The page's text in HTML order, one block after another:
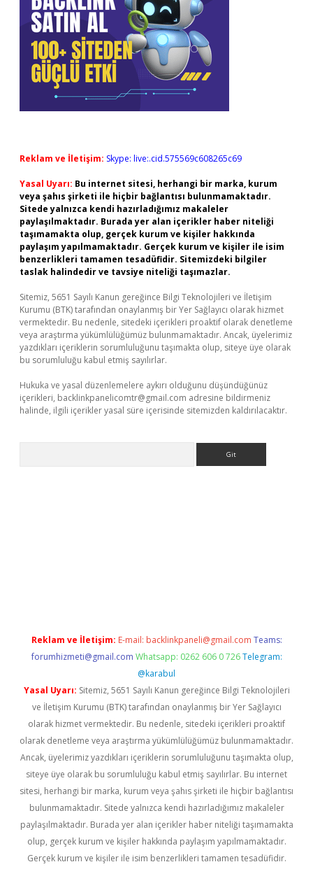
Reklam ve İletişim: Skype: live:.cid.575569c608265c69
Yasal Uyarı: Bu internet sitesi, herhangi bir marka, kurum
veya şahıs şirketi ile hiçbir bağlantısı bulunmamaktadır.
Sitede yalnızca kendi hazırladığımız makaleler
paylaşılmaktadır. Burada yer alan içerikler haber niteliği
taşımamakta olup, gerçek kurum ve kişiler hakkında
paylaşım yapılmamaktadır. Gerçek kurum ve kişiler ile isim
benzerlikleri tamamen tesadüfidir. Sitemizdeki bilgiler
taslak halindedir ve tavsiye niteliği taşımazlar.
Sitemiz, 5651 Sayılı Kanun gereğince Bilgi Teknolojileri ve İletişim
Kurumu (BTK) tarafından onaylanmış bir Yer Sağlayıcı olarak hizmet
vermektedir. Bu nedenle, sitedeki içerikleri proaktif olarak denetleme
veya araştırma yükümlülüğümüz bulunmamaktadır. Ancak, üyelerimiz
yazdıkları içeriklerin sorumluluğunu taşımakta olup, siteye üye olarak
bu sorumluluğu kabul etmiş sayılırlar.
Hukuka ve yasal düzenlemelere aykırı olduğunu düşündüğünüz
içerikleri, backlinkpanelicomtr@gmail.com adresine bildirmeniz
halinde, ilgili içerikler yasal süre içerisinde sitemizden kaldırılacaktır.
Reklam ve İletişim: E-mail: backlinkpaneli@gmail.com Teams:
forumhizmeti@gmail.com Whatsapp: 0262 606 0 726 Telegram:
@karabul
Yasal Uyarı: Sitemiz, 5651 Sayılı Kanun gereğince Bilgi Teknolojileri
ve İletişim Kurumu (BTK) tarafından onaylanmış bir Yer Sağlayıcı
olarak hizmet vermektedir. Bu nedenle, sitedeki içerikleri proaktif
olarak denetleme veya araştırma yükümlülüğümüz bulunmamaktadır.
Ancak, üyelerimiz yazdıkları içeriklerin sorumluluğunu taşımakta olup,
siteye üye olarak bu sorumluluğu kabul etmiş sayılırlar. Bu internet
sitesi, herhangi bir marka, kurum veya şahıs şirketi ile hiçbir bağlantısı
bulunmamaktadır. Sitede yalnızca kendi hazırladığımız makaleler
paylaşılmaktadır. Burada yer alan içerikler haber niteliği taşımamakta
olup, gerçek kurum ve kişiler hakkında paylaşım yapılmamaktadır.
Gerçek kurum ve kişiler ile isim benzerlikleri tamamen tesadüfidir.